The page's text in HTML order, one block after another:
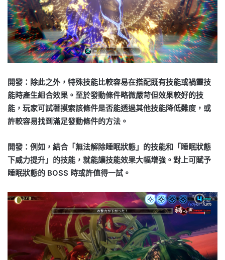
開發：除此之外，特殊技能比較容易在搭配既有技能或禍靈技
能時產生組合效果。至於發動條件略微嚴苛但效果較好的技
能，玩家可試著摸索該條件是否能透過其他技能降低難度，或
許較容易找到滿足發動條件的方法。
開發：例如，結合「無法解除睡眠狀態」的技能和「睡眠狀態
下威力提升」的技能，就能讓技能效果大幅增強。對上可賦予
睡眠狀態的 BOSS 時或許值得一試。